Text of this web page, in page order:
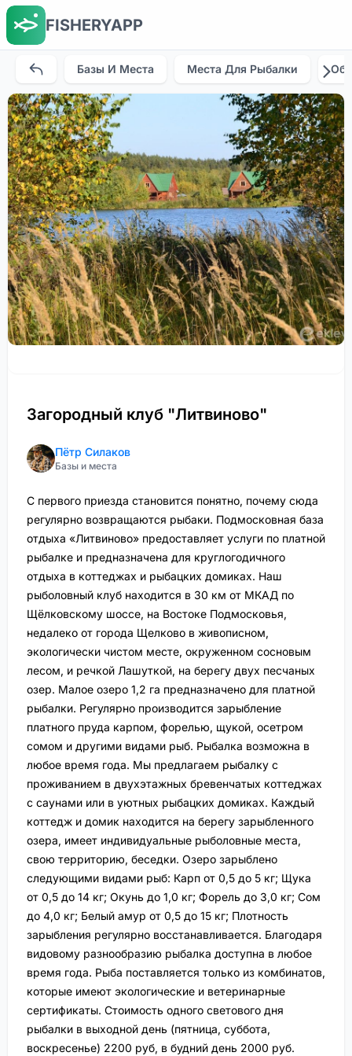
FISHERYAPP
Базы И Места Места Для Рыбалки
Загородный клуб "Литвиново"
Пётр Силаков
Базы и места
С первого приезда становится понятно, почему сюда
регулярно возвращаются рыбаки. Подмосковная база
отдыха «Литвиново» предоставляет услуги по платной
рыбалке и предназначена для круглогодичного
отдыха в коттеджах и рыбацких домиках. Наш
рыболовный клуб находится в 30 км от МКАД по
Щёлковскому шоссе, на Востоке Подмосковья,
недалеко от города Щелково в живописном,
экологически чистом месте, окруженном сосновым
лесом, и речкой Лашуткой, на берегу двух песчаных
озер. Малое озеро 1,2 га предназначено для платной
рыбалки. Регулярно производится зарыбление
платного пруда карпом, форелью, щукой, осетром
сомом и другими видами рыб. Рыбалка возможна в
любое время года. Мы предлагаем рыбалку с
проживанием в двухэтажных бревенчатых коттеджах
с саунами или в уютных рыбацких домиках. Каждый
коттедж и домик находится на берегу зарыбленного
озера, имеет индивидуальные рыболовные места,
свою территорию, беседки. Озеро зарыблено
следующими видами рыб: Карп от 0,5 до 5 кг; Щука
от 0,5 до 14 кг; Окунь до 1,0 кг; Форель до 3,0 кг; Сом
до 4,0 кг; Белый амур от 0,5 до 15 кг; Плотность
зарыбления регулярно восстанавливается. Благодаря
видовому разнообразию рыбалка доступна в любое
время года. Рыба поставляется только из комбинатов,
которые имеют экологические и ветеринарные
сертификаты. Стоимость одного светового дня
рыбалки в выходной день (пятница, суббота,
воскресенье) 2200 руб, в будний день 2000 руб.